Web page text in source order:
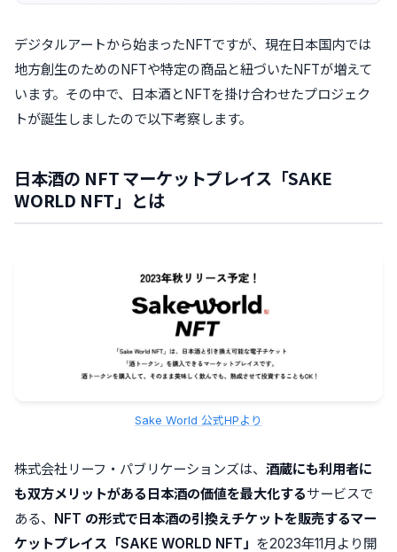
デジタルアートから始まったNFTですが、現在日本国内では
地方創生のためのNFTや特定の商品と紐づいたNFTが増えて
います。その中で、日本酒とNFTを掛け合わせたプロジェク
トが誕生しましたので以下考察します。
日本酒の NFT マーケットプレイス「SAKE
WORLD NFT」とは
Sake World 公式HPより
株式会社リーフ・パブリケーションズは、 酒蔵にも利用者に
も双方メリットがある日本酒の価値を最大化するサービスで
ある、 NFT の形式で日本酒の引換えチケットを販売するマー
ケットプレイス「SAKE WORLD NFT」 を2023年11月より開